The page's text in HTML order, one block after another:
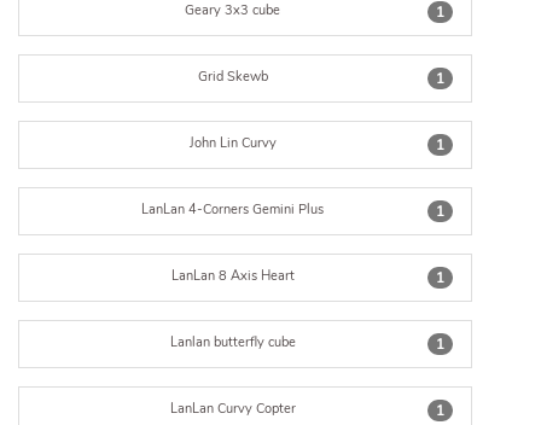
1
Geary 3x3 cube
1
Grid Skewb
1
John Lin Curvy
1
LanLan 4-Corners Gemini Plus
1
LanLan 8 Axis Heart
1
Lanlan butterfly cube
1
LanLan Curvy Copter